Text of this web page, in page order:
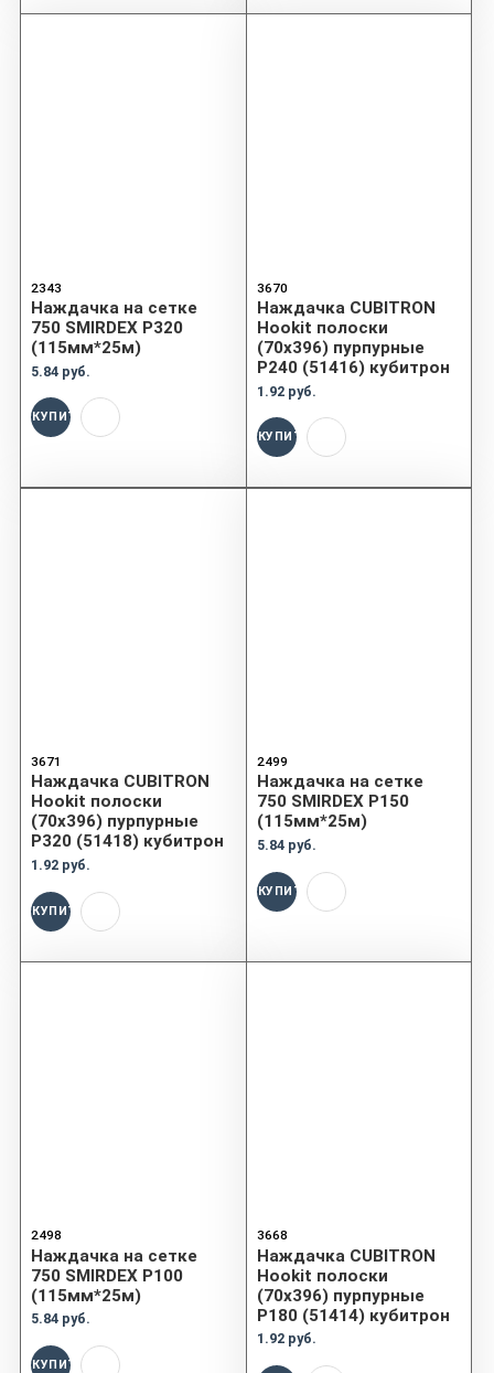
2343
Наждачка на сетке
750 SMIRDEX P320
(115мм*25м)
5.84 руб.
КУПИТЬ
3670
Наждачка CUBITRON
Hookit полоски
(70x396) пурпурные
P240 (51416) кубитрон
1.92 руб.
КУПИТЬ
3671
Наждачка CUBITRON
Hookit полоски
(70x396) пурпурные
P320 (51418) кубитрон
1.92 руб.
КУПИТЬ
2499
Наждачка на сетке
750 SMIRDEX P150
(115мм*25м)
5.84 руб.
КУПИТЬ
2498
Наждачка на сетке
750 SMIRDEX P100
(115мм*25м)
5.84 руб.
КУПИТЬ
3668
Наждачка CUBITRON
Hookit полоски
(70x396) пурпурные
P180 (51414) кубитрон
1.92 руб.